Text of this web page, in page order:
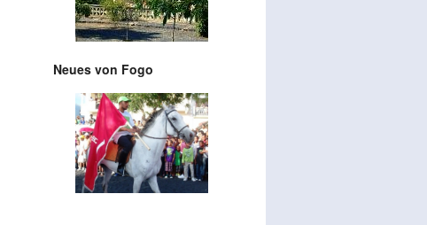
Neues von Fogo